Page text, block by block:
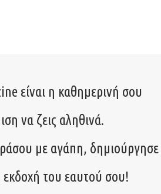
είναι η καθημερινή σου
να ζεις αληθινά.
με αγάπη, δημιούργησε
εκδοχή του εαυτού σου!